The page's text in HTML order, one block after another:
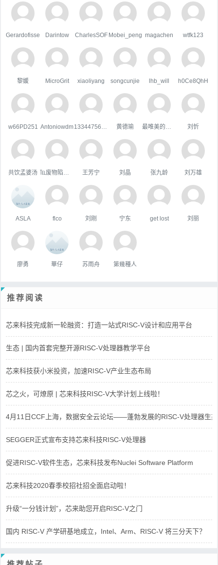
Gerardofisse Darintow CharlesSOF Mobei_peng magachen wtfk123
黎媛 MicroGrit xiaoliyang songcunjie lhb_will h0Ce8QhH
w66PD251 Antoniowdm 黄德瑜 刘忻
共饮孟婆汤 王芳宁 刘晶 张九龄 刘万雄
ASLA flco 刘刚 宁东 get lost 刘丽
廖勇 華仔 苏雨舟 第幾種人
推荐阅读
芯来科技完成新一轮融资：打造一站式RISC-V设计和应用平台
生态 | 国内首套完整开源RISC-V处理器教学平台
芯来科技获小米投资，加速RISC-V产业生态布局
芯之火，可燎原 | 芯来科技RISC-V大学计划上线啦！
4月11日CCF上海，数据安全云论坛——蓬勃发展的RISC-V处理器生态
SEGGER正式宣布支持芯来科技RISC-V处理器
促进RISC-V软件生态，芯来科技发布Nuclei Software Platform
芯来科技2020春季校招社招全面启动啦！
升级“一分钱计划”，芯来助您开启RISC-V之门
国内 RISC-V 产学研基地成立，Intel、Arm、RISC-V 将三分天下？